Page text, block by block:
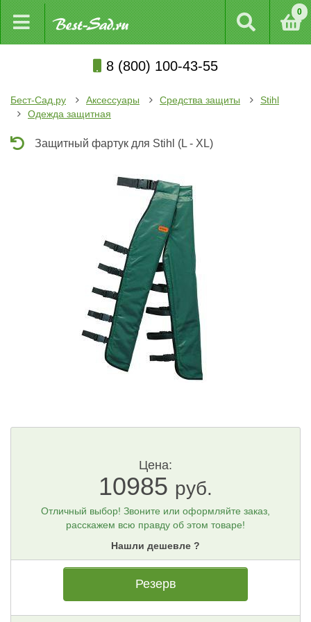
0
8 (800) 100-43-55
Бест-Сад.ру Аксессуары Средства защиты
Stihl
Одежда защитная
Защитный фартук для Stihl (L - XL)
Цена:
10985 руб.
Отличный выбор! Звоните или оформляйте заказ,
расскажем всю правду об этом товаре!
Нашли дешевле ?
Резерв